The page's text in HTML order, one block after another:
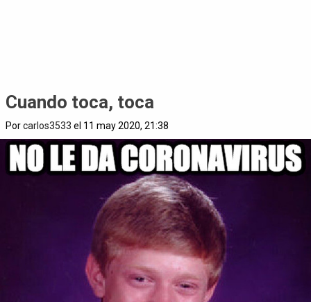
Cuando toca, toca
Porcarlos3533 el 11 may 2020, 21:38